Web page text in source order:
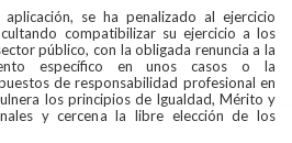
se ha penalizado al ejercicio
compatibilizar su ejercicio a los
público, con la obligada renuncia a la
específico en unos casos o la
de responsabilidad profesional en
los principios de Igualdad, Mérito y
y cercena la libre elección de los